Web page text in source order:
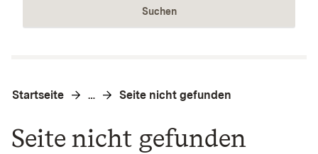
Suchen
Startseite … Seite nicht gefunden
Seite nicht gefunden